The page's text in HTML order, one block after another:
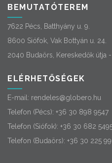
BEMUTATÓTEREM
7622 Pécs, Batthyány u. 9.
8600 Siófok, Vak Bottyán u. 24.
2040 Budaörs, Kereskedők útja
ELÉRHETŐSÉGEK
E-mail: rendeles@globero.hu
Telefon (Pécs): +36 30 898 9547
Telefon (Siófok): +36 30 682
Telefon (Budaörs): +36 30 225